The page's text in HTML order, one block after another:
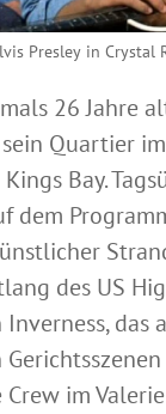
Presley in Crystal
26 Jahre
Quartier
Bay.
dem
des US
das
im